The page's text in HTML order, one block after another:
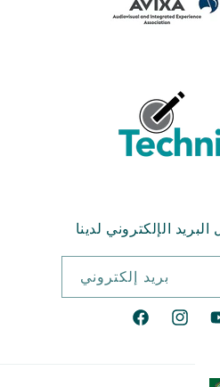
الإلكتروني لدينا
بريد إلكتروني
فيسبوكانستغرام